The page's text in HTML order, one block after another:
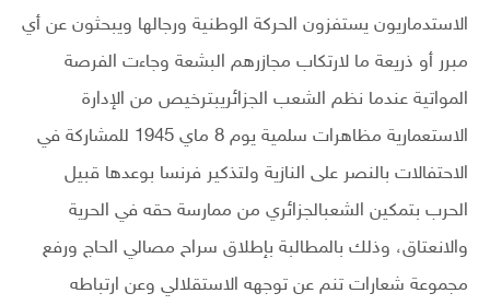
الاستدماريون يستفزون الحركة الوطنية ورجالها ويبحثون عن أي
مبرر أو ذريعة ما لارتكاب مجازرهم البشعة وجاءت الفرصة
المواتية عندما نظم الشعب الجزائريبترخيص من الإدارة
الاستعمارية مظاهرات سلمية يوم 8 ماي 1945 للمشاركة في
الاحتفالات بالنصر على النازية ولتذكير فرنسا بوعدها قبيل
الحرب بتمكين الشعبالجزائري من ممارسة حقه في الحرية
والانعتاق، وذلك بالمطالبة بإطلاق سراح مصالي الحاج ورفع
مجموعة شعارات تنم عن توجهه الاستقلالي وعن ارتباطه